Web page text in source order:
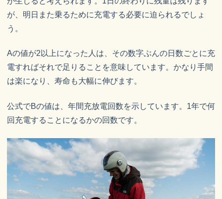
が、明日また乗るために充電する必要に迫られるでしょ
う。
Aの値が2以上になった人は、その数字ぶんの日数ごとに充
電すればそれで足りることを意味しています。かなり手間
は楽になり、寿命も大幅に伸びます。
公式でBの値は、年間充放電回数を示しています。1年で何
回充電することになるかの回数です。